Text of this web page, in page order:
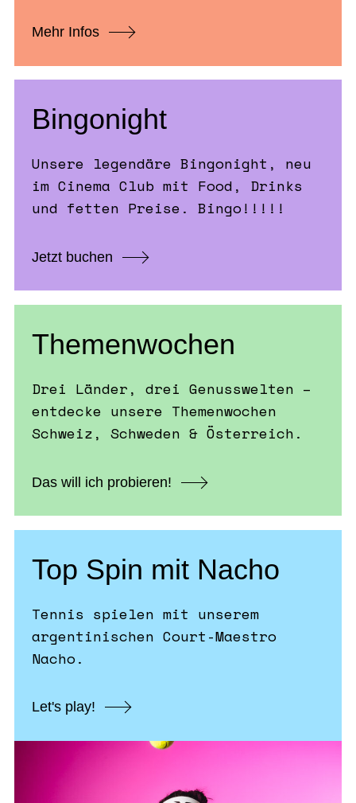
Bingonight
Unsere legendäre Bingonight, neu
im Cinema Club mit Food, Drinks
und fetten Preise. Bingo!!!!!
Jetzt buchen
Mehr Infos
Themenwochen
Drei Länder, drei Genusswelten –
entdecke unsere Themenwochen
Schweiz, Schweden & Österreich.
Das will ich probieren!
Top Spin mit Nacho
Tennis spielen mit unserem
argentinischen Court-Maestro
Nacho.
Let's play!